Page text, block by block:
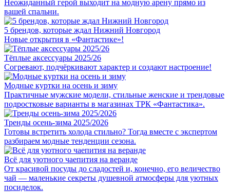
Неожиданный герой выходит на модную арену прямо из
вашей спальни.
5 брендов, которые ждал Нижний Новгород
Новые открытия в «Фантастике»!
Тёплые аксессуары 2025/26
Cогревают, подчёркивают характер и создают настроение!
Модные куртки на осень и зиму
Практичные мужские модели, стильные женские и трендовые
подростковые варианты в магазинах ТРК «Фантастика».
Тренды осень-зима 2025/2026
Готовы встретить холода стильно? Тогда вместе с экспертом
разбираем модные тенденции сезона.
Всё для уютного чаепития на веранде
От красивой посуды до сладостей и, конечно, его величество
чай — маленькие секреты душевной атмосферы для уютных
посиделок.